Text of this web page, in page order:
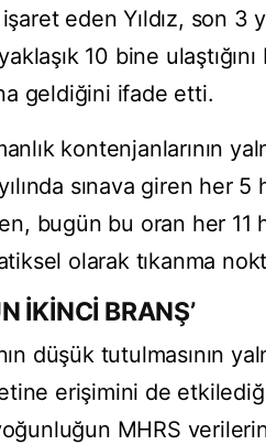
eden Yıldız, son 3
10 bine
geldiğini ifade etti.
kontenjanlarının
sınava giren her
bugün bu oran her 11
olarak tıkanma
İKİNCİ BRANŞ’
düşük tutulmasının
erişimini de
MHRS